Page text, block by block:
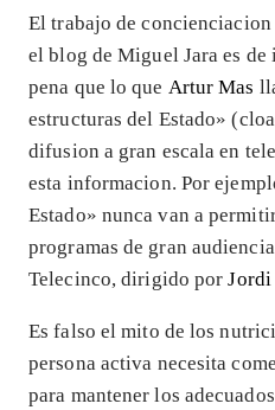
El trabajo de
el blog de Miguel Jara es
pena que lo que Artur Mas
estructuras del Estado»
difusion a gran escala en
esta informacion. Por
Estado» nunca van a
programas de gran
Telecinco, dirigido porJordi
Es falso el mito de los
persona activa necesita
para mantener los